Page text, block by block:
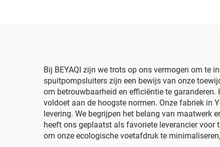
schoonmaken,
desinfectie en
tuingebruik, OEM-
fabrikant
Bij BEYAQI zijn we trots op ons vermogen om te
spuitpompsluiters zijn een bewijs van onze
om betrouwbaarheid en efficiëntie te
voldoet aan de hoogste normen. Onze fabriek in
levering. We begrijpen het belang van maatwerk
heeft ons geplaatst als favoriete leverancier
om onze ecologische voetafdruk te